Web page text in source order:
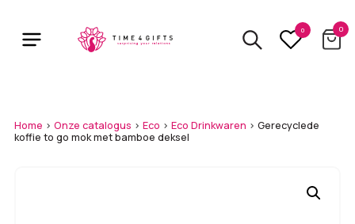
main
0 0
Home > Onze catalogus > Eco > Eco Drinkwaren > Gerecyclede
koffie to go mok met bamboe deksel